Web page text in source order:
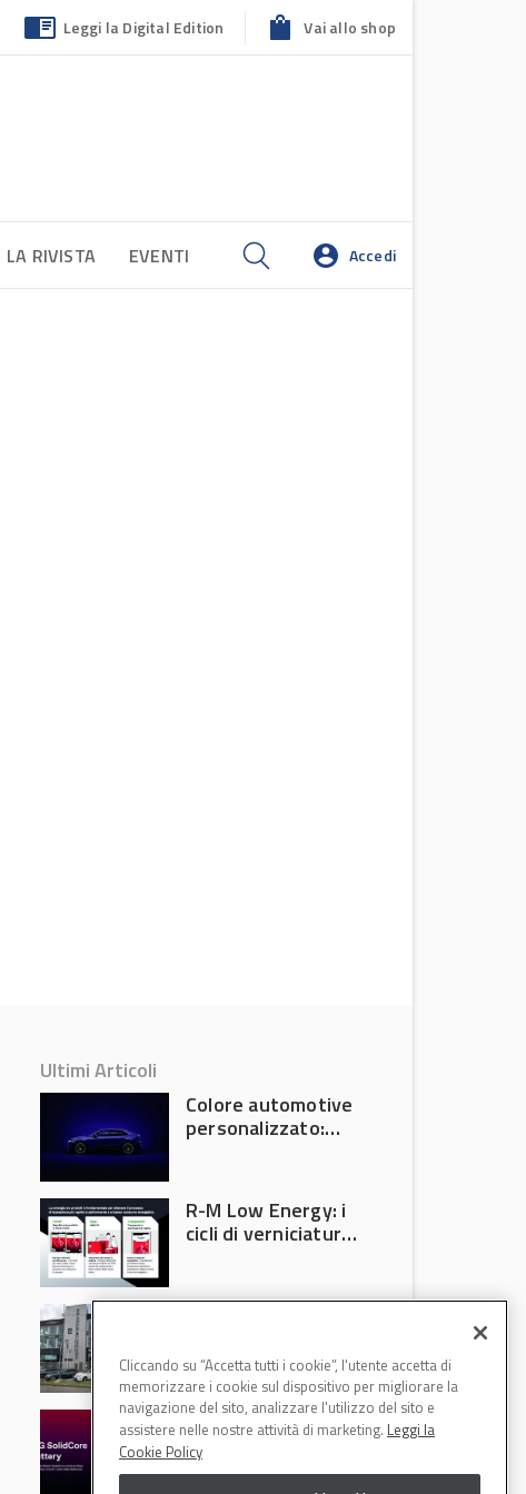
Leggi la Digital Edition Vai allo shop
LA RIVISTA EVENTI Accedi
Ultimi Articoli
Colore automotive
personalizzato:
diventa ingegneria
di precisione
R-M Low Energy: i
cicli di verniciatura
tempi e costi in
Lombardia
Batterie semi-
solide: la
tecnologia che
Cliccando su “Accetta tutti i cookie”, l'utente accetta di
memorizzare i cookie sul dispositivo per migliorare la
navigazione del sito, analizzare l'utilizzo del sito e
assistere nelle nostre attività di marketing. Leggi la
Cookie Policy